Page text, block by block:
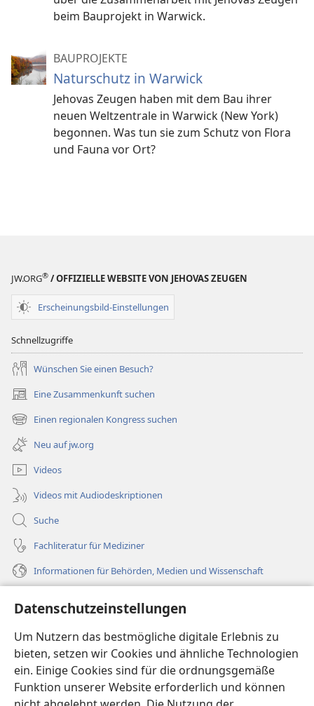
Datenschutzeinstellungen
Um Nutzern das bestmögliche digitale Erlebnis zu
bieten, setzen wir Cookies und ähnliche Technologien
ein. Einige Cookies sind für die ordnungsgemäße
Funktion unserer Website erforderlich und können
beim Bauprojekt in Warwick.
BAUPROJEKTE
Naturschutz in Warwick
Jehovas Zeugen haben mit dem Bau ihrer
neuen Weltzentrale in Warwick (New York)
begonnen. Was tun sie zum Schutz von Flora
und Fauna vor Ort?
JW.ORG® / OFFIZIELLE WEBSITE VON JEHOVAS ZEUGEN
Erscheinungsbild-Einstellungen
Schnellzugriffe
Wünschen Sie einen Besuch?
Eine Zusammenkunft suchen
(öffnet
neues
Fenster)
Einen regionalen Kongress suchen
(öffnet
neues
Fenster)
Neu auf jw.org
Videos
Videos mit Audiodeskriptionen
Suche
Fachliteratur für Mediziner
Informationen für Behörden, Medien und Wissenschaft
Spenden
(öffnet
neues
Fenster)Wachtturm ONLINE-BIBLIOTHEK
(öffnet
neues
Fenster)JW Hub®